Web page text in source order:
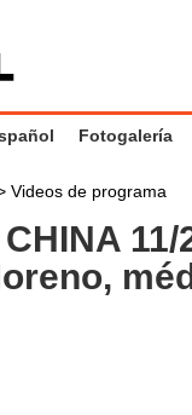
Fotogalería
Videos de programa
11/